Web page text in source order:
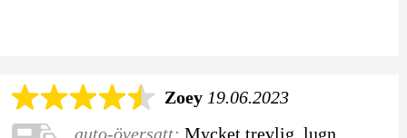
Zoey 19.06.2023
auto-översatt: Mycket trevlig, lugn